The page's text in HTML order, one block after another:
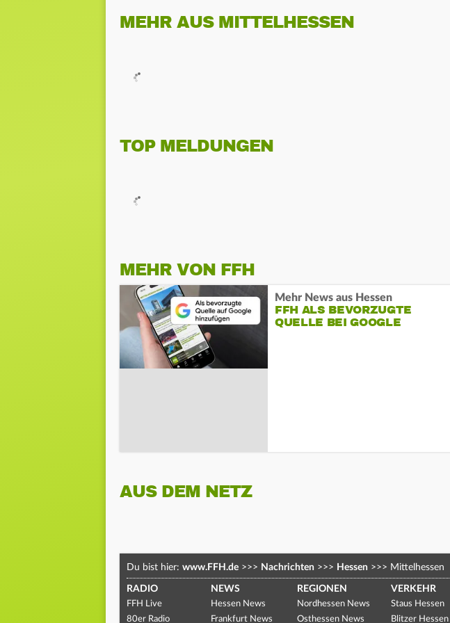
MEHR AUS MITTELHESSEN
TOP MELDUNGEN
MEHR VON FFH
Mehr News aus Hessen
FFH ALS BEVORZUGTE
QUELLE BEI GOOGLE
AUS DEM NETZ
Du bist hier: www.FFH.de >>> Nachrichten >>> Hessen >>> Mittelhessen
RADIO
FFH Live
80er Radio
NEWS
Hessen News
Frankfurt News
REGIONEN
Nordhessen News
Osthessen News
VERKEHR
Staus Hessen
Blitzer Hessen